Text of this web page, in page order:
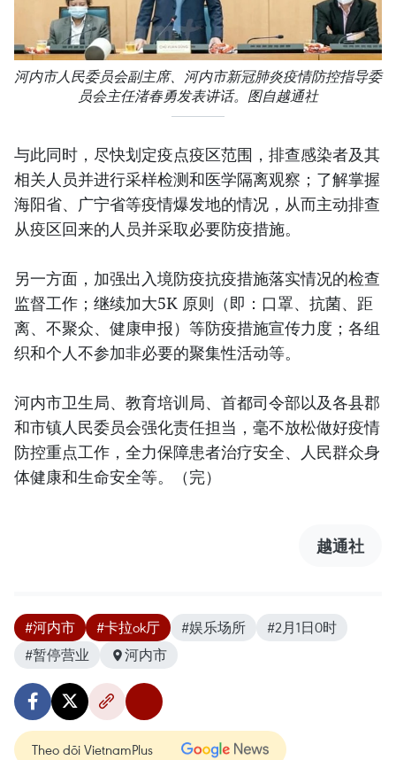
河内市人民委员会副主席、河内市新冠肺炎疫情防控指导委
员会主任渚春勇发表讲话。图自越通社
与此同时，尽快划定疫点疫区范围，排查感染者及其
相关人员并进行采样检测和医学隔离观察；了解掌握
海阳省、广宁省等疫情爆发地的情况，从而主动排查
从疫区回来的人员并采取必要防疫措施。
另一方面，加强出入境防疫抗疫措施落实情况的检查
监督工作；继续加大5K 原则（即：口罩、抗菌、距
离、不聚众、健康申报）等防疫措施宣传力度；各组
织和个人不参加非必要的聚集性活动等。
河内市卫生局、教育培训局、首都司令部以及各县郡
和市镇人民委员会强化责任担当，毫不放松做好疫情
防控重点工作，全力保障患者治疗安全、人民群众身
体健康和生命安全等。（完）
越通社
#河内市 #卡拉ok厅 #娱乐场所
#2月1日0时
#暂停营业
河内市
Theo dõi VietnamPlus